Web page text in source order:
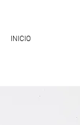
INICIO